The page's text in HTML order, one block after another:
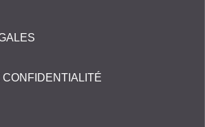
CONFIDENTIALITÉ